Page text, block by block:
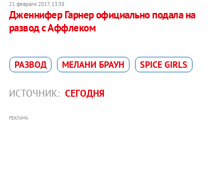
21 февраля 2017, 13:38
Дженнифер Гарнер официально подала на
развод с Аффлеком
РАЗВОД МЕЛАНИ БРАУН SPICE GIRLS
ИСТОЧНИК: СЕГОДНЯ
РЕКЛАМА